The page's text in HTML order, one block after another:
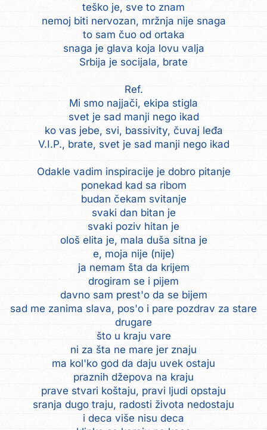
teško je, sve to znam
nemoj biti nervozan, mržnja nije snaga
to sam čuo od ortaka
snaga je glava koja lovu valja
Srbija je socijala, brate
Ref.
Mi smo najjači, ekipa stigla
svet je sad manji nego ikad
ko vas jebe, svi, bassivity, čuvaj leđa
V.I.P., brate, svet je sad manji nego ikad
Odakle vadim inspiracije je dobro pitanje
ponekad kad sa ribom
budan čekam svitanje
svaki dan bitan je
svaki poziv hitan je
ološ elita je, mala duša sitna je
e, moja nije (nije)
ja nemam šta da krijem
drogiram se i pijem
davno sam prest'o da se bijem
sad me zanima slava, pos'o i pare pozdrav za stare
drugare
što u kraju vare
ni za šta ne mare jer znaju
ma kol'ko god da daju uvek ostaju
praznih džepova na kraju
prave stvari koštaju, pravi ljudi opstaju
sranja dugo traju, radosti života nedostaju
i deca više nisu deca